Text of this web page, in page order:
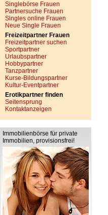
Singlebörse Frauen
Partnersuche Frauen
Singles online Frauen
Neue Single Frauen
Freizeitpartner Frauen
Freizeitpartner suchen
Sportpartner
Urlaubspartner
Hobbypartner
Tanzpartner
Kurse-Bildungspartner
Kultur-Eventpartner
Erotikpartner finden
Seitensprung
Kontaktanzeigen
Immobilienbörse für private
Immobilien, provisionsfrei!